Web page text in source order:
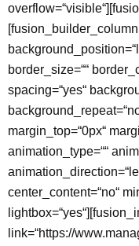
[fusion_builder_column
border_size=““
spacing=“yes“
margin_top=“0px“
animation_type=““
center_content=“no“
link=“https://